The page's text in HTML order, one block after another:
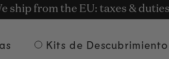
Entrega gratuita a partir de 135
ship from the EU: taxes &
rewards for shopping with
Kits de Descubrimiento